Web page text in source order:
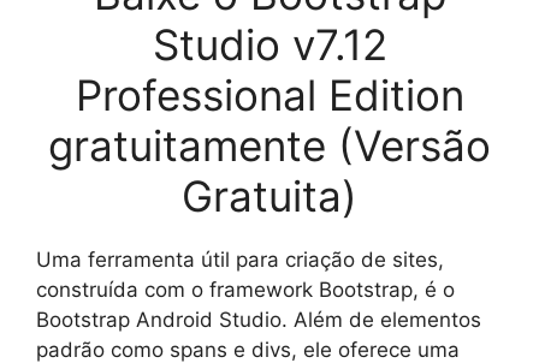
Studio v7.12
Professional Edition
gratuitamente (Versão
Gratuita)
Uma ferramenta útil para criação de sites,
construída com o framework Bootstrap, é o
Bootstrap Android Studio. Além de elementos
padrão como spans e divs, ele oferece uma